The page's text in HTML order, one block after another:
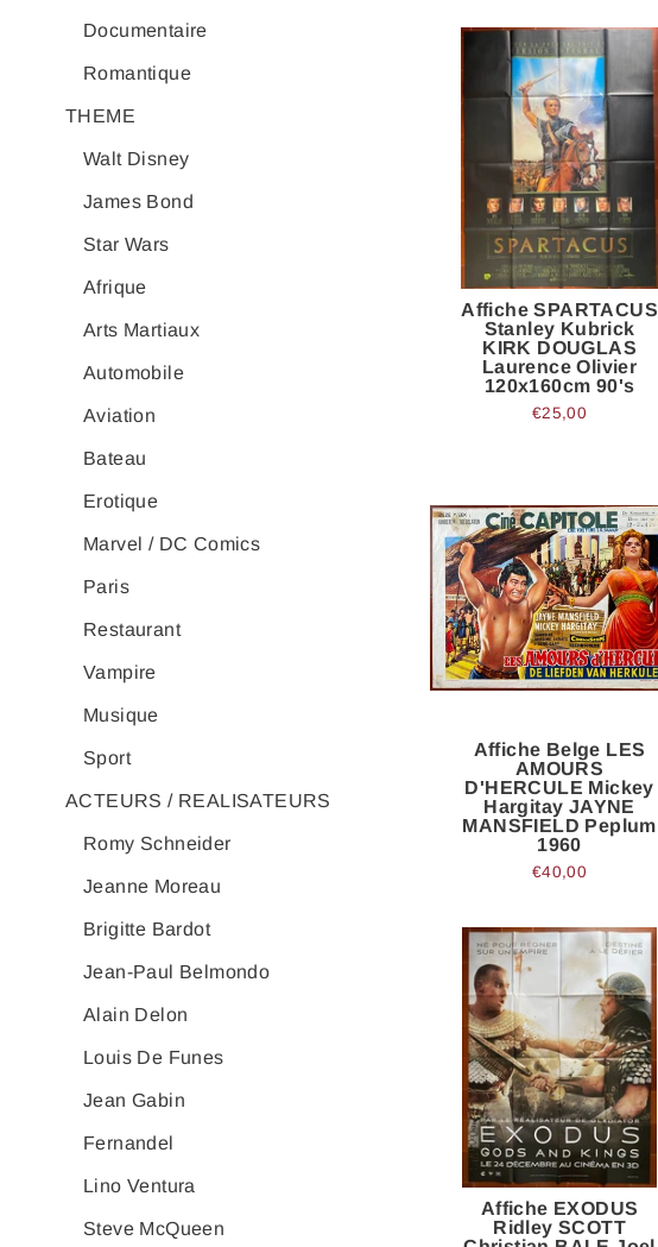
Documentaire
Romantique
THEME
Walt Disney
James Bond
Star Wars
Afrique
Arts Martiaux
Automobile
Aviation
Bateau
Erotique
Marvel / DC Comics
Paris
Restaurant
Vampire
Musique
Sport
ACTEURS / REALISATEURS
Romy Schneider
Jeanne Moreau
Brigitte Bardot
Jean-Paul Belmondo
Alain Delon
Louis De Funes
Jean Gabin
Fernandel
Lino Ventura
Steve McQueen
Affiche SPARTACUS
Stanley Kubrick
KIRK DOUGLAS
Laurence Olivier
120x160cm 90's
€25,00
Affiche Belge LES
AMOURS
D'HERCULE Mickey
Hargitay JAYNE
MANSFIELD Peplum
1960
€40,00
Affiche EXODUS
Ridley SCOTT